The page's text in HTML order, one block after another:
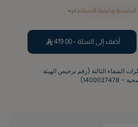
الرئيسية وكيفية الاستخدام
أضف إلى السلة -419.00
الشفاء الثالثة (رقم ترخيص الهيئة